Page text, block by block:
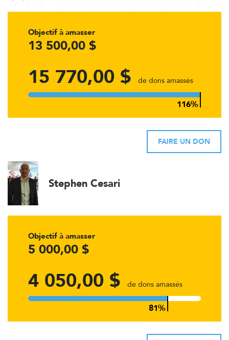
Objectif à amasser
13 500,00 $
15 770,00 $ de dons amassés
FAIRE UN DON
Stephen Cesari
Objectif à amasser
5 000,00 $
4 050,00 $ de dons amassés